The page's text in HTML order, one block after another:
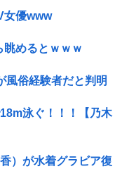
女優www
眺めるとｗｗｗ
風俗経験者だと判明
泳ぐ！！！【乃木
）が水着グラビア復